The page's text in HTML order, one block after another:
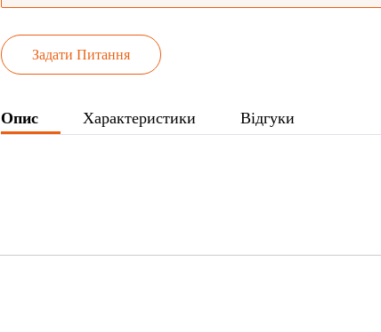
Задати Питання
Опис Характеристики Відгуки